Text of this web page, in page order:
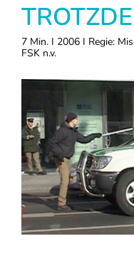
7 Min. I 2006 I Regie:
FSK n.v.